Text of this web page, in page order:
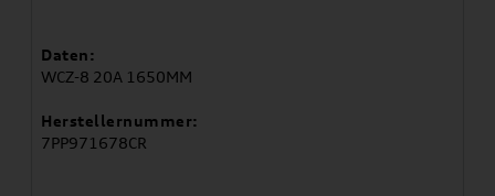
Daten:
WCZ-8 20A 1650MM
Herstellernummer:
7PP971678CR